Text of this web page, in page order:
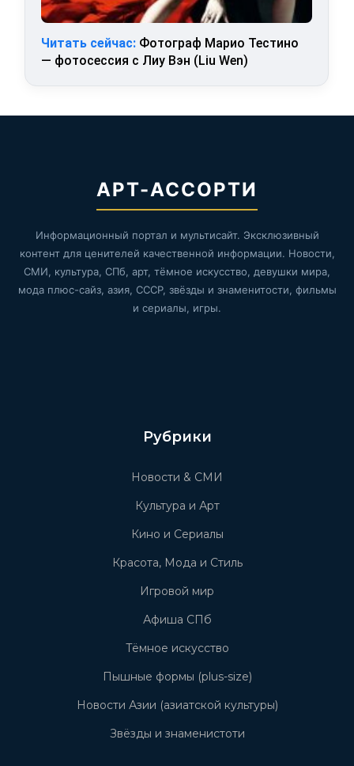
Читать сейчас: Фотограф Марио Тестино
— фотосессия с Лиу Вэн (Liu Wen)
АРТ-АССОРТИ
Информационный портал и мультисайт. Эксклюзивный
контент для ценителей качественной информации. Новости,
СМИ, культура, СПб, арт, тёмное искусство, девушки мира,
мода плюс-сайз, азия, СССР, звёзды и знаменитости, фильмы
и сериалы, игры.
Рубрики
Новости & СМИ
Культура и Арт
Кино и Сериалы
Красота, Мода и Стиль
Игровой мир
Афиша СПб
Тёмное искусство
Пышные формы (plus-size)
Новости Азии (азиатской культуры)
Звёзды и знаменистоти